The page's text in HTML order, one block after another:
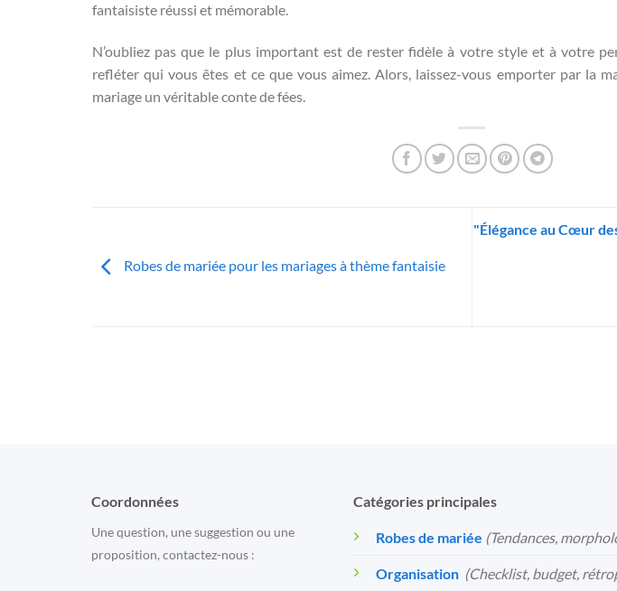
fantaisiste réussi et mémorable.
N’oubliez pas que le plus important est de rester fidèle à votre style et à votre
refléter qui vous êtes et ce que vous aimez. Alors, laissez-vous emporter par la
mariage un véritable conte de fées.
Robes de mariée pour les mariages à thème fantaisie
"Élégance au Cœur
Coordonnées
Une question, une suggestion ou une
proposition, contactez-nous :
Catégories principales
Robes de mariée (Tendances,
Organisation (Checklist, budget,